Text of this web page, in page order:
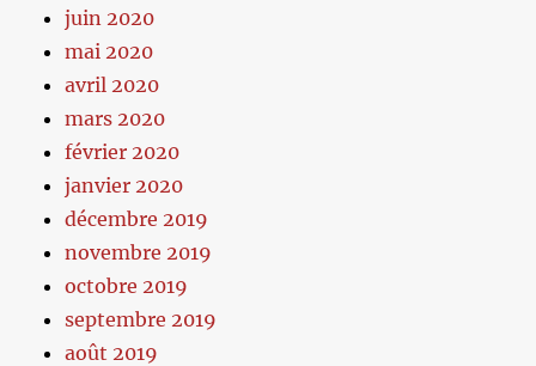
juin 2020
mai 2020
avril 2020
mars 2020
février 2020
janvier 2020
décembre 2019
novembre 2019
octobre 2019
septembre 2019
août 2019